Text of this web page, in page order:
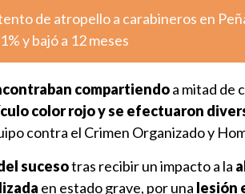
de atropello a carabineros en
y bajó a 12 meses
compartiendoa mitad de
color rojo y se efectuaron
contra el Crimen Organizado y
sucesotras recibir un impacto a la
en estado grave, por una lesión